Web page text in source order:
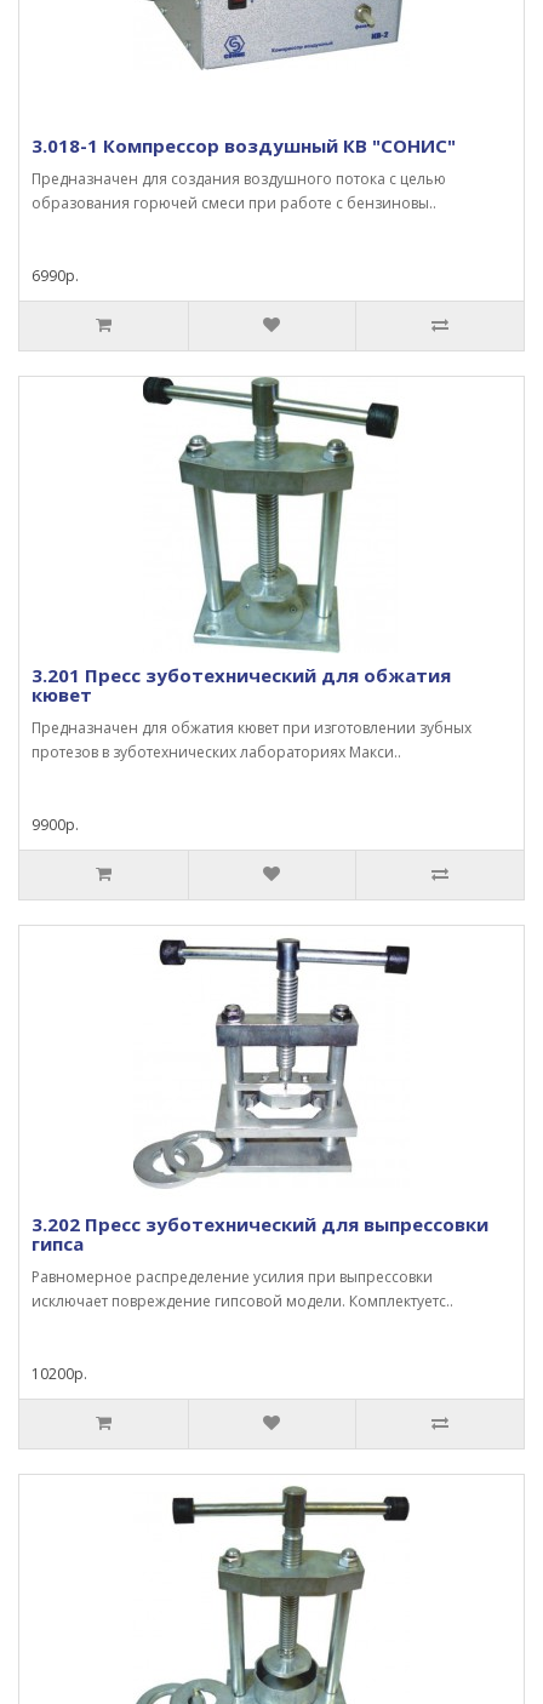
3.018-1 Компрессор воздушный КВ "СОНИС"
Предназначен для создания воздушного потока с целью
образования горючей смеси при работе с бензиновы..
6990р.
3.201 Пресс зуботехнический для обжатия
кювет
Предназначен для обжатия кювет при изготовлении зубных
протезов в зуботехнических лабораториях Макси..
9900р.
3.202 Пресс зуботехнический для выпрессовки
гипса
Равномерное распределение усилия при выпрессовки
исключает повреждение гипсовой модели. Комплектуетс..
10200р.